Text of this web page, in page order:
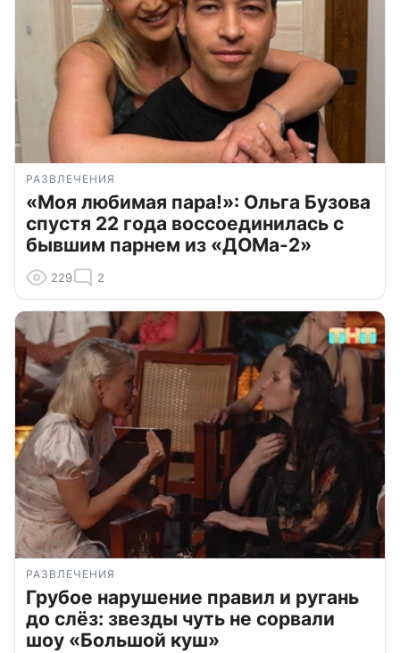
РАЗВЛЕЧЕНИЯ
«Моя любимая пара!»: Ольга Бузова
спустя 22 года воссоединилась с
бывшим парнем из «ДОМа-2»
229 2
РАЗВЛЕЧЕНИЯ
Грубое нарушение правил и ругань
до слёз: звезды чуть не сорвали
шоу «Большой куш»